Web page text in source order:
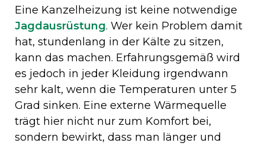
Eine Kanzelheizung ist keine notwendige
Jagdausrüstung. Wer kein Problem damit
hat, stundenlang in der Kälte zu sitzen,
kann das machen. Erfahrungsgemäß wird
es jedoch in jeder Kleidung irgendwann
sehr kalt, wenn die Temperaturen unter 5
Grad sinken. Eine externe Wärmequelle
trägt hier nicht nur zum Komfort bei,
sondern bewirkt, dass man länger und